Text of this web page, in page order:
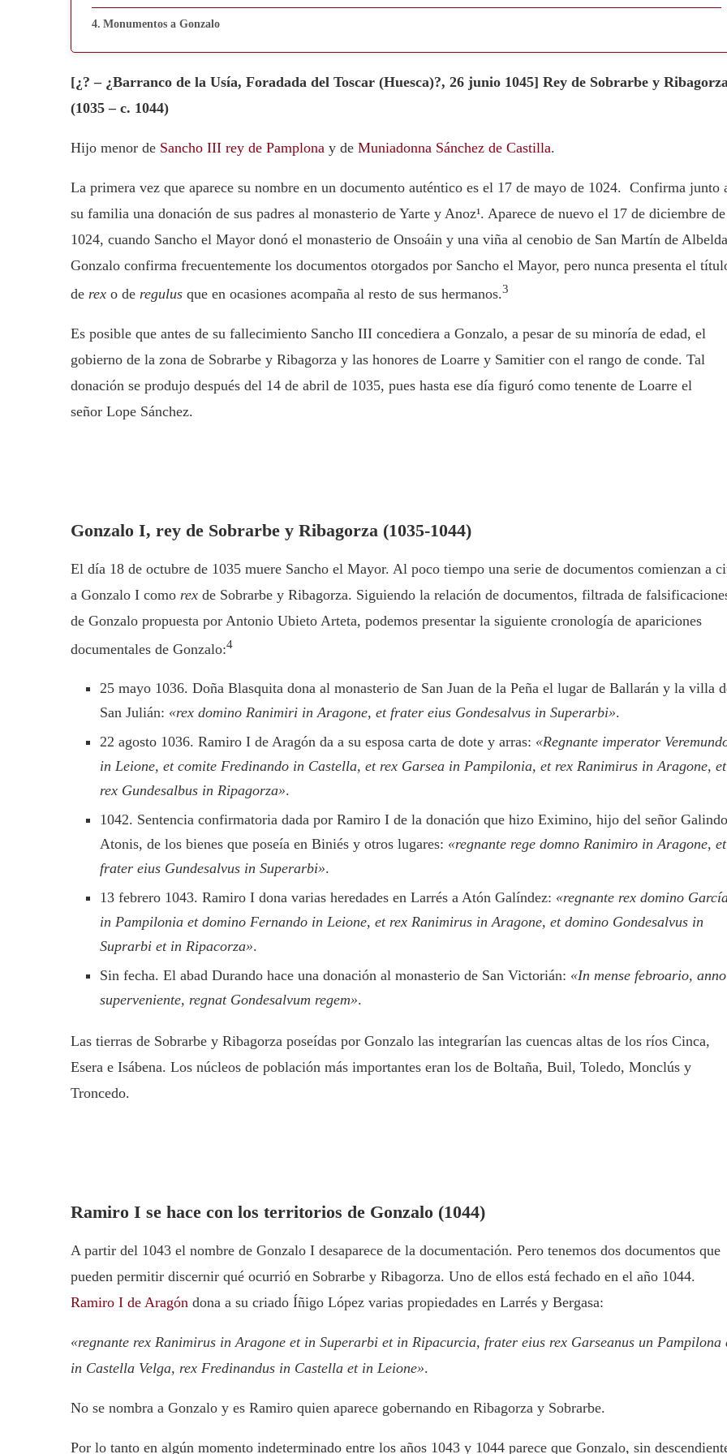
Monumentos a Gonzalo
[¿? – ¿Barranco de la Usía, Foradada del Toscar (Huesca)?, 26 junio 1045] Rey de Sobrarbe y
(1035 – c. 1044)
Hijo menor de Sancho III rey de Pamplona y de Muniadonna Sánchez de Castilla.
La primera vez que aparece su nombre en un documento auténtico es el 17 de mayo de 1024. Confirma junto
su familia una donación de sus padres al monasterio de Yarte y Anoz¹. Aparece de nuevo el 17 de diciembre de
1024, cuando Sancho el Mayor donó el monasterio de Onsoáin y una viña al cenobio de San Martín de
Gonzalo confirma frecuentemente los documentos otorgados por Sancho el Mayor, pero nunca presenta el
de rex o de regulus que en ocasiones acompaña al resto de sus hermanos.3
Es posible que antes de su fallecimiento Sancho III concediera a Gonzalo, a pesar de su minoría de edad, el
gobierno de la zona de Sobrarbe y Ribagorza y las honores de Loarre y Samitier con el rango de conde. Tal
donación se produjo después del 14 de abril de 1035, pues hasta ese día figuró como tenente de Loarre el
señor Lope Sánchez.
Gonzalo I, rey de Sobrarbe y Ribagorza (1035-1044)
El día 18 de octubre de 1035 muere Sancho el Mayor. Al poco tiempo una serie de documentos comienzan a
a Gonzalo I como rex de Sobrarbe y Ribagorza. Siguiendo la relación de documentos, filtrada de
de Gonzalo propuesta por Antonio Ubieto Arteta, podemos presentar la siguiente cronología de apariciones
documentales de Gonzalo:4
25 mayo 1036. Doña Blasquita dona al monasterio de San Juan de la Peña el lugar de Ballarán y la villa
San Julián: «rex domino Ranimiri in Aragone, et frater eius Gondesalvus in Superarbi».
22 agosto 1036. Ramiro I de Aragón da a su esposa carta de dote y arras: «Regnante imperator
in Leione, et comite Fredinando in Castella, et rex Garsea in Pampilonia, et rex Ranimirus in Aragone, et
rex Gundesalbus in Ripagorza».
1042. Sentencia confirmatoria dada por Ramiro I de la donación que hizo Eximino, hijo del señor Galindo
Atonis, de los bienes que poseía en Biniés y otros lugares: «regnante rege domno Ranimiro in Aragone, et
frater eius Gundesalvus in Superarbi».
13 febrero 1043. Ramiro I dona varias heredades en Larrés a Atón Galíndez: «regnante rex domino
in Pampilonia et domino Fernando in Leione, et rex Ranimirus in Aragone, et domino Gondesalvus in
Suprarbi et in Ripacorza».
Sin fecha. El abad Durando hace una donación al monasterio de San Victorián: «In mense febroario, anno
superveniente, regnat Gondesalvum regem».
Las tierras de Sobrarbe y Ribagorza poseídas por Gonzalo las integrarían las cuencas altas de los ríos Cinca,
Esera e Isábena. Los núcleos de población más importantes eran los de Boltaña, Buil, Toledo, Monclús y
Troncedo.
Ramiro I se hace con los territorios de Gonzalo (1044)
A partir del 1043 el nombre de Gonzalo I desaparece de la documentación. Pero tenemos dos documentos que
pueden permitir discernir qué ocurrió en Sobrarbe y Ribagorza. Uno de ellos está fechado en el año 1044.
Ramiro I de Aragón dona a su criado Íñigo López varias propiedades en Larrés y Bergasa:
«regnante rex Ranimirus in Aragone et in Superarbi et in Ripacurcia, frater eius rex Garseanus un Pampilona
in Castella Velga, rex Fredinandus in Castella et in Leione».
No se nombra a Gonzalo y es Ramiro quien aparece gobernando en Ribagorza y Sobrarbe.
Por lo tanto en algún momento indeterminado entre los años 1043 y 1044 parece que Gonzalo, sin